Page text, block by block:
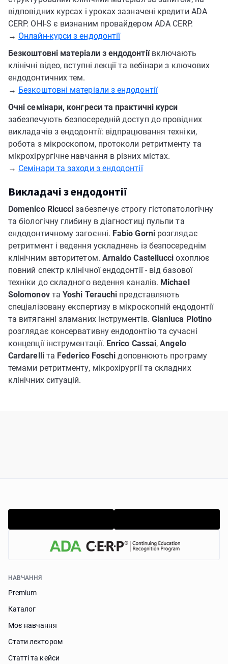
відповідних курсах і уроках зазначені кредити ADA
CERP. OHI-S є визнаним провайдером ADA CERP.
→ Онлайн-курси з ендодонтії
Безкоштовні матеріали з ендодонтіївключають
клінічні відео, вступні лекції та вебінари з ключових
ендодонтичних тем.
→ Безкоштовні матеріали з ендодонтії
Очні семінари, конгреси та практичні курси
забезпечують безпосередній доступ до провідних
викладачів з ендодонтії: відпрацювання техніки,
робота з мікроскопом, протоколи ретритменту та
мікрохірургічне навчання в різних містах.
→ Семінари та заходи з ендодонтії
Викладачі з ендодонтії
Domenico Ricucci забезпечує строгу гістопатологічну
та біологічну глибину в діагностиці пульпи та
ендодонтичному загоєнні. Fabio Gorniрозглядає
ретритмент і ведення ускладнень із безпосереднім
клінічним авторитетом. Arnaldo Castellucci охоплює
повний спектр клінічної ендодонтії - від базової
техніки до складного ведення каналів. Michael
SolomonovтаYoshi Terauchi представляють
спеціалізовану експертизу в мікроскопній ендодонтії
та витяганні зламаних інструментів. Gianluca Plotino
розглядає консервативну ендодонтію та сучасні
концепції інструментації. Enrico Cassai,Angelo
Cardarelliта Federico Foschi доповнюють програму
темами ретритменту, мікрохірургії та складних
клінічних ситуацій.
НАВЧАННЯ
Premium
Каталог
Моє навчання
Стати лектором
Статті та кейси